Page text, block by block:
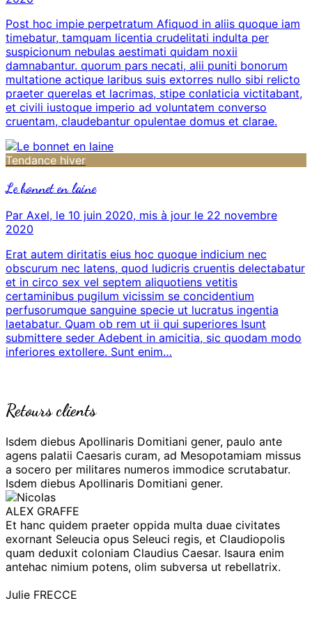
Post hoc impie perpetratum Afiquod in aliis quoque iam
timebatur, tamquam licentia crudelitati indulta per
suspicionum nebulas aestimati quidam noxii
damnabantur. quorum pars necati, alii puniti bonorum
multatione actique laribus suis extorres nullo sibi relicto
praeter querelas et lacrimas, stipe conlaticia victitabant,
et civili iustoque imperio ad voluntatem converso
cruentam, claudebantur opulentae domus et clarae.
Tendance hiver
Le bonnet en laine
Par Axel, le 10 juin 2020, mis à jour le 22 novembre
2020
Erat autem diritatis eius hoc quoque indicium nec
obscurum nec latens, quod ludicris cruentis delectabatur
et in circo sex vel septem aliquotiens vetitis
certaminibus pugilum vicissim se concidentium
perfusorumque sanguine specie ut lucratus ingentia
laetabatur. Quam ob rem ut ii qui superiores Isunt
submittere seder Adebent in amicitia, sic quodam modo
inferiores extollere. Sunt enim…
Retours clients
Isdem diebus Apollinaris Domitiani gener, paulo ante
agens palatii Caesaris curam, ad Mesopotamiam missus
a socero per militares numeros immodice scrutabatur.
Isdem diebus Apollinaris Domitiani gener.
ALEX GRAFFE
Et hanc quidem praeter oppida multa duae civitates
exornant Seleucia opus Seleuci regis, et Claudiopolis
quam deduxit coloniam Claudius Caesar. Isaura enim
antehac nimium potens, olim subversa ut rebellatrix.
Julie FRECCE